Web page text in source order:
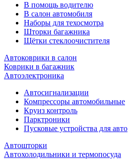
В помощь водителю
В салон автомобиля
Наборы для техосмотра
Шторки багажника
Щётки стеклоочистителя
Автоковрики в салон
Коврики в багажник
Автоэлектроника
Автосигнализации
Компрессоры автомобильные
Круиз контроль
Парктроники
Пусковые устройства для авто
Автошторки
Автохолодильники и термопосуда